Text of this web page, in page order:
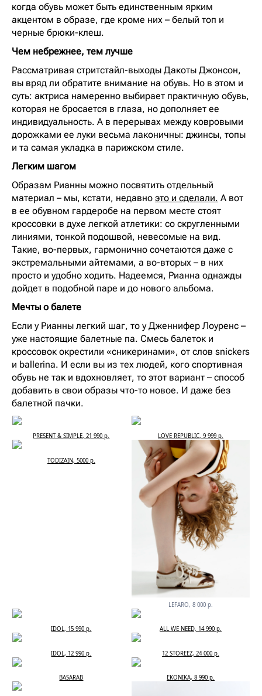
когда обувь может быть единственным ярким
акцентом в образе, где кроме них – белый топ и
черные брюки-клеш.
Чем небрежнее, тем лучше
Рассматривая стритстайл-выходы Дакоты Джонсон,
вы вряд ли обратите внимание на обувь. Но в этом и
суть: актриса намеренно выбирает практичную обувь,
которая не бросается в глаза, но дополняет ее
индивидуальность. А в перерывах между ковровыми
дорожками ее луки весьма лаконичны: джинсы, топы
и та самая укладка в парижском стиле.
Легким шагом
Образам Рианны можно посвятить отдельный
материал – мы, кстати, недавно это и сделали. А вот
в ее обувном гардеробе на первом месте стоят
кроссовки в духе легкой атлетики: со скругленными
линиями, тонкой подошвой, невесомые на вид.
Такие, во-первых, гармонично сочетаются даже с
экстремальными айтемами, а во-вторых – в них
просто и удобно ходить. Надеемся, Рианна однажды
дойдет в подобной паре и до нового альбома.
Мечты о балете
Если у Рианны легкий шаг, то у Дженнифер Лоуренс –
уже настоящие балетные па. Смесь балеток и
кроссовок окрестили «сникеринами», от слов snickers
и ballerina. И если вы из тех людей, кого спортивная
обувь не так и вдохновляет, то этот вариант – способ
добавить в свои образы что-то новое. И даже без
балетной пачки.
PRESENT & SIMPLE, 21 990 р. LOVE REPUBLIC, 9 999 р.
TODIZAIN, 5000 р.
LEFARO, 8 000 р.
IDOL, 15 990 р. ALL WE NEED, 14 990 р.
IDOL, 12 990 р. 12 STOREEZ, 24 000 р.
BASARAB EKONIKA, 8 990 р.